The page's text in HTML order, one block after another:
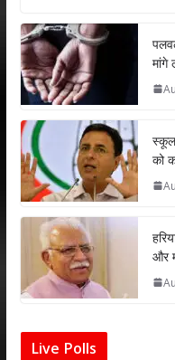
at
s
A
p
p
e
b
o
k
er
मांगे
स्कूल
को
और
Live Polls